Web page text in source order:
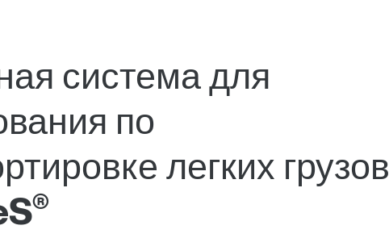
система для
по
легких грузов
®